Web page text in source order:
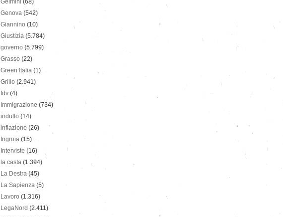
Gelmini (68)
Genova (542)
Giannino (10)
Giustizia (5.784)
governo (5.799)
Grasso (22)
Green Italia (1)
Grillo (2.941)
Idv (4)
Immigrazione (734)
indulto (14)
inflazione (26)
Ingroia (15)
Interviste (16)
la casta (1.394)
La Destra (45)
La Sapienza (5)
Lavoro (1.316)
LegaNord (2.411)